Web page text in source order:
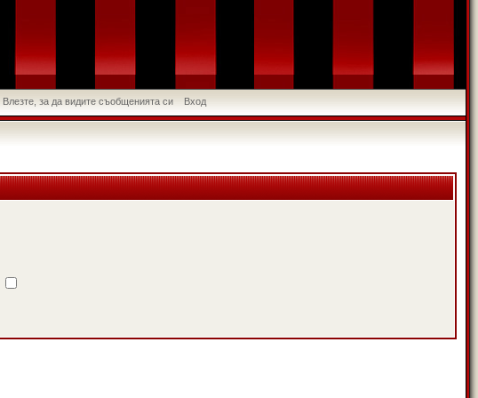
Влезте, за да видите съобщенията си Вход